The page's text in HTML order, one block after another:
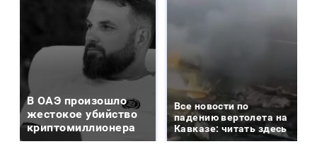
В ОАЭ произошло
жестокое убийство
криптомиллионера
Все новости по
падению вертолета на
Кавказе: читать здесь